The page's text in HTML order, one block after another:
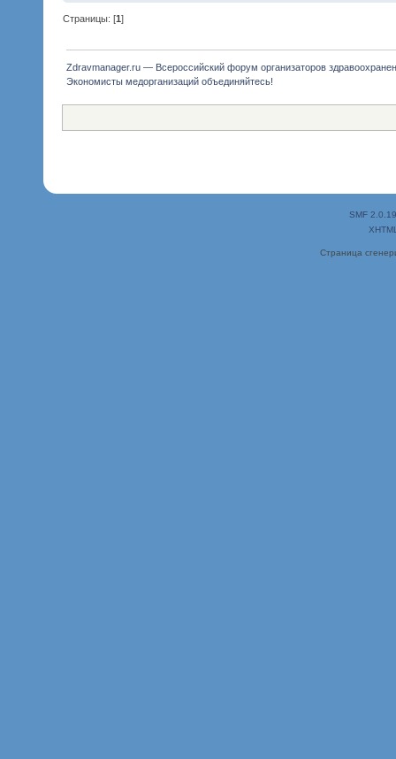
Страницы: [1]
Zdravmanager.ru — Всероссийский форум организаторов
Экономисты медорганизаций объединяйтесь!
SMF 2.0.19
Страница